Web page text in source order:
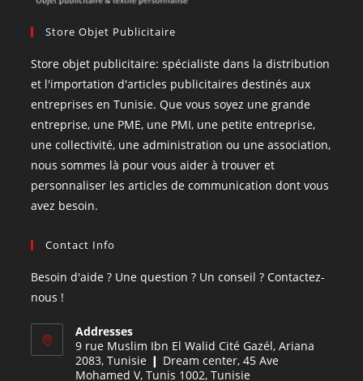
Store Objet Publicitaire
Store objet publicitaire: spécialiste dans la distribution
et l'importation d'articles publicitaires destinés aux
entreprises en Tunisie. Que vous soyez une grande
entreprise, une PME, une PMI, une petite entreprise,
une collectivité, une administration ou une association,
nous sommes là pour vous aider à trouver et
personnaliser les articles de communication dont vous
avez besoin.
Contact Info
Besoin d'aide ? Une question ? Un conseil ? Contactez-
nous !
Addresses
9 rue Muslim Ibn El Walid Cité Gazél, Ariana
2083, Tunisie ❙ Dream center, 45 Ave
Mohamed V, Tunis 1002, Tunisie